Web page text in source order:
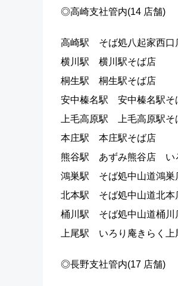
◎高崎支社管内(14 店舗)
高崎駅 そば処八起家西
横川駅 横川駅そば店
桐生駅 桐生駅そば店
安中榛名駅 安中榛名駅そ
上毛高原駅 上毛高原駅そ
本庄駅 本庄駅そば店
熊谷駅 あずみ熊谷店 い
鴻巣駅 そば処中山道鴻巣
北本駅 そば処中山道北本
桶川駅 そば処中山道桶川
上尾駅 いろり庵きらく上
◎長野支社管内(17 店舗)